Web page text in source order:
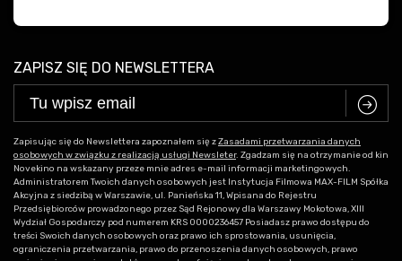
ZAPISZ SIĘ DO NEWSLETTERA
C
Zapisując się do Newslettera zapoznałem się zZasadami przetwarzania danych
osobowych w związku z realizacją usługi Newsleter. Zgadzam się na otrzymanie od kin
Novekino na wskazany przeze mnie adres e-mail informacji marketingowych.
Administratorem Twoich danych osobowych jest Instytucja Filmowa MAX-FILM Spółka
Akcyjna z siedzibą w Warszawie, ul. Panieńska 11, Wpisana do Rejestru
Przedsiębiorców prowadzonego przez Sąd Rejonowy dla Warszawy Mokotowa, XIII
Wydział Gospodarczy pod numerem KRS 0000236457 Posiadasz prawo dostępu do
treści Swoich danych osobowych oraz prawo ich sprostowania, usunięcia,
ograniczenia przetwarzania, prawo do przenoszenia danych osobowych, prawo